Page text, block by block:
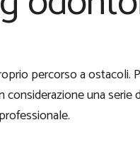
percorso a ostacoli.
una